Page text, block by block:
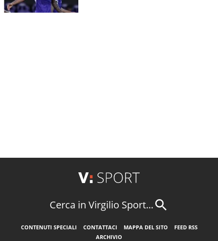
Cerca in Virgilio Sport...
CONTENUTI SPECIALI CONTATTACI MAPPA DEL SITO
FEED RSS
ARCHIVIO